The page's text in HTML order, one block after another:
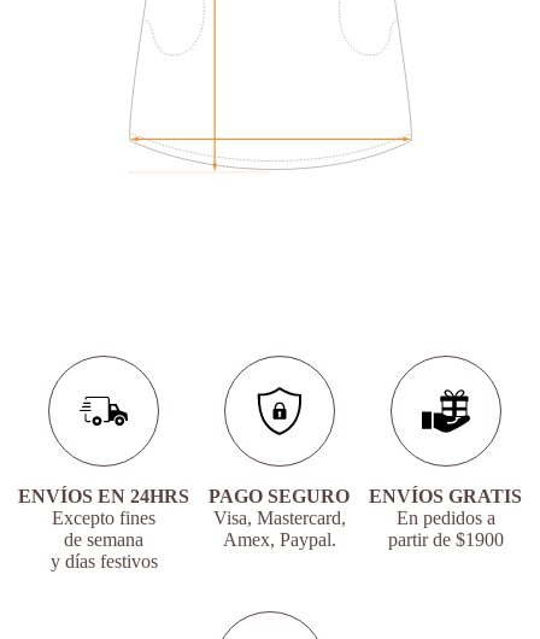
ENVÍOS EN 24HRS
Excepto fines
de semana
y días festivos
PAGO SEGURO
Visa, Mastercard,
Amex, Paypal.
ENVÍOS GRATIS
En pedidos a
partir de $1900